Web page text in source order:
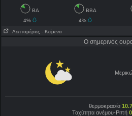
ΒΔ ΒΒΔ
4%
4%
Λεπτομέριες - Κείμενα
Ο σημερινός
θερμοκρασία 10.7
Ταχύτητα ανέμου-Ριπή